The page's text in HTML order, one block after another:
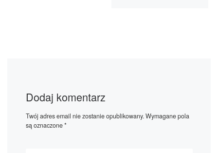
Dodaj komentarz
Twój adres email nie zostanie opublikowany.Wymagane pola
są oznaczone*